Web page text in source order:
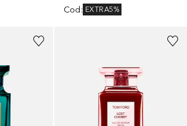
Cod : EXTRA5%